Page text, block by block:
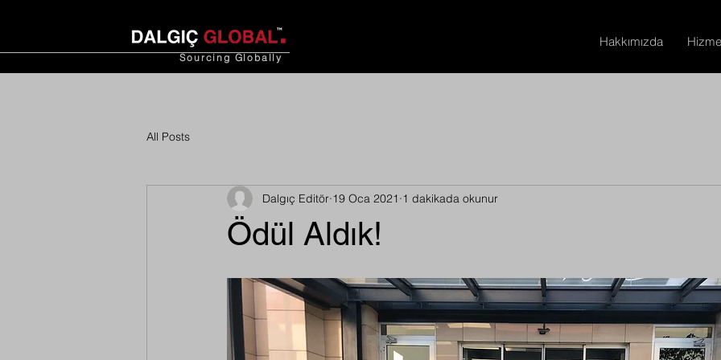
Sourcing Globally
Hakkımızda
All Posts
Ödül Aldık!
Dalgıç Editör 19 Oca 2021 1 dakikada okunur